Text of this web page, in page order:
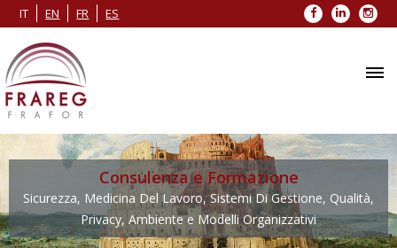
IT EN FR ES Facebook
LinkedIn
Consulenza e Formazione
Sicurezza, Medicina Del Lavoro, Sistemi Di Gestione, Qualità,
Privacy, Ambiente e Modelli Organizzativi